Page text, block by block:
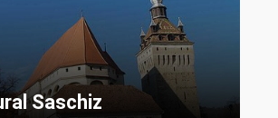
Saschiz